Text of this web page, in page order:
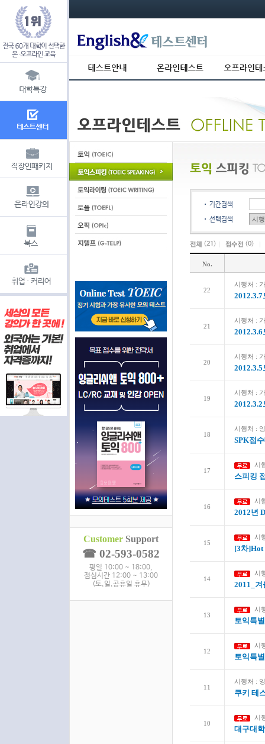
Customer Support
☎ 02-593-0582
평일 10:00 ~ 18:00,
점심시간 12:00 ~ 13:00
(토,일,공휴일 휴무)
기간검색
선택검색
(21 ) (0)
No.
22
시행처 :
21
시행처 :
20
시행처 :
19
시행처 :
18
시행처 :
SPK접
17
시
스피킹
16
시
2012년
15
시
[3차]Hot
14
시
2011_겨
13
시
토익특
12
시
토익특
11
시행처 :
쿠키 테
10
시
대구대